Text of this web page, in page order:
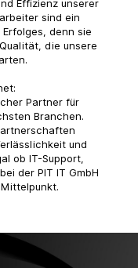
Effizienz unserer
sind ein
denn sie
die unsere
Partner für
Branchen.
und
ob IT-Support,
der PIT IT GmbH